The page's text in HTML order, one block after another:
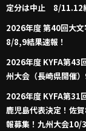
定分は中止 8/11.12
2026年度 第40回大
8/8,9結果速報！
2026年度 KYFA第43
州大会（長崎県開催
2026年度 KYFA第31
鹿児島代表決定！佐
報募集！九州大会10/